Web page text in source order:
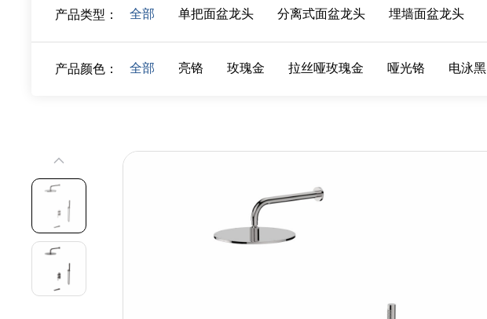
产品类型： 全部 单把面盆龙头 分离式面盆龙头 埋墙面盆龙头
产品颜色： 全部 亮铬 玫瑰金 拉丝哑玫瑰金 哑光铬 电泳黑